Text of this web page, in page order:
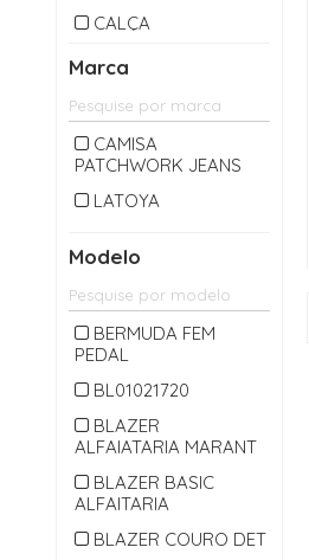
CALÇA
CALÇA LONGA
CARDIGAM
CASACO
CASAQUETO
CINTO
COLETE
CONJUNTO
CROPPED
JAQUETA
JARDINEIRA
JEANS
Marca
CAMISA
PATCHWORK JEANS
LATOYA
Modelo
BERMUDA FEM
PEDAL
BL01021720
BLAZER
ALFAIATARIA MARANT
BLAZER BASIC
ALFAITARIA
BLAZER COURO DET